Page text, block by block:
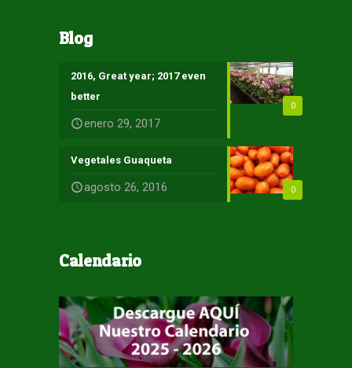
Blog
0
2016, Great year; 2017 even
better
enero 29, 2017
0
Vegetales Guaqueta
agosto 26, 2016
Calendario